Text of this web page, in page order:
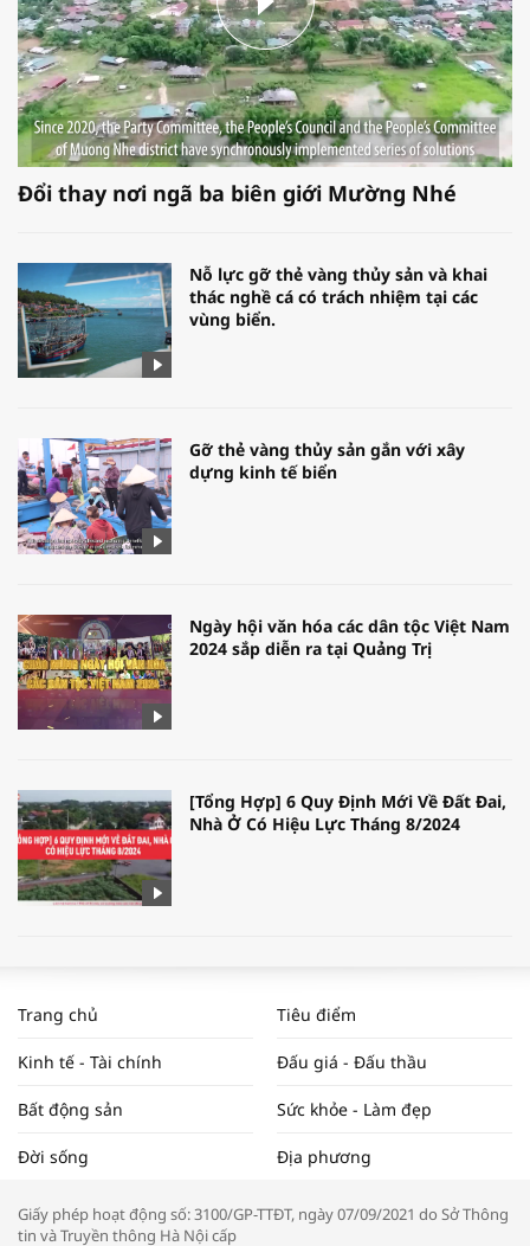
Đổi thay nơi ngã ba biên giới Mường Nhé
Nỗ lực gỡ thẻ vàng thủy sản và khai
thác nghề cá có trách nhiệm tại các
vùng biển.
Gỡ thẻ vàng thủy sản gắn với xây
dựng kinh tế biển
Ngày hội văn hóa các dân tộc Việt Nam
2024 sắp diễn ra tại Quảng Trị
[Tổng Hợp] 6 Quy Định Mới Về Đất Đai,
Nhà Ở Có Hiệu Lực Tháng 8/2024
NAM NĂM 2024 VÀ NĂM 2025 | NHỊP
ĐẬP THỊ TRƯỜNG #62
Tọa đàm “Xúc tiến thương mại: Khơi
Trang chủ Tiêu điểm
Kinh tế - Tài chính Đấu giá - Đấu thầu
Bất động sản Sức khỏe - Làm đẹp
Đời sống Địa phương
Giấy phép hoạt động số: 3100/GP-TTĐT, ngày 07/09/2021 do Sở Thông
tin và Truyền thông Hà Nội cấp